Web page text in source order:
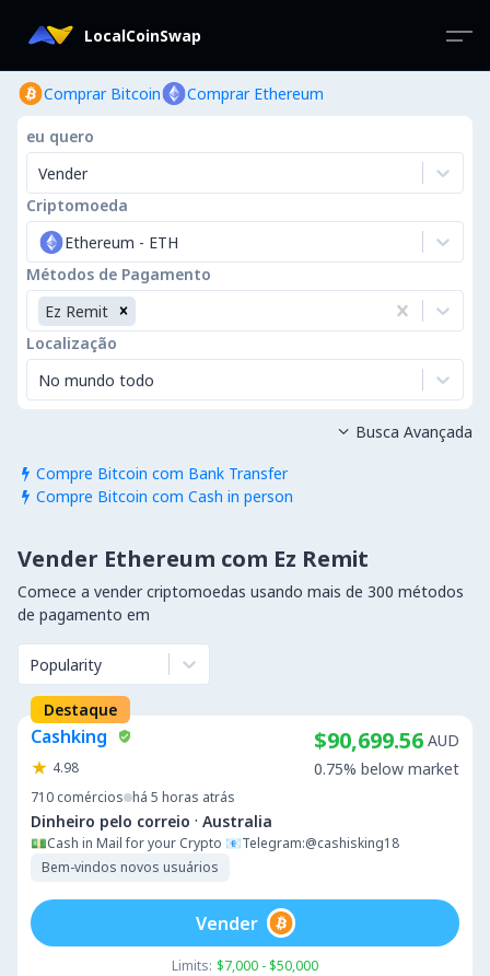
LocalCoinSwap
Comprar Bitcoin Comprar Ethereum
eu quero
Vender
Criptomoeda
Ethereum - ETH
Métodos de Pagamento
Ez Remit
Localização
No mundo todo
 Compre Bitcoin com Bank Transfer
 Compre Bitcoin com Cash in person
 Busca Avançada
Vender Ethereum com Ez Remit
Comece a vender criptomoedas usando mais de 300 métodos
de pagamento em
Popularity
Destaque
Cashking
4.98
710 comércios há 5 horas atrás
Dinheiro pelo correio · Australia
💵Cash in Mail for your Crypto 📧Telegram:@cashisking18
Bem-vindos novos usuários
$90,699.56 AUD
0.75% below market
Limits: $7,000 - $50,000
Vender